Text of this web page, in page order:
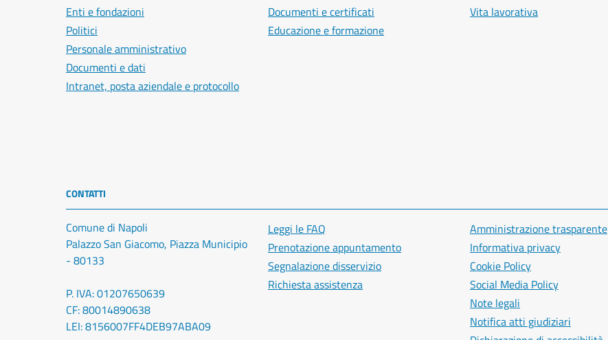
Enti e fondazioni
Politici
Personale amministrativo
Documenti e dati
Intranet, posta aziendale e protocollo
Documenti e certificati
Educazione e formazione
Vita lavorativa
CONTATTI
Comune di Napoli
Palazzo San Giacomo, Piazza Municipio
- 80133
P. IVA: 01207650639
CF: 80014890638
LEI: 8156007FF4DEB97ABA09
Leggi le FAQ
Prenotazione appuntamento
Segnalazione disservizio
Richiesta assistenza
Amministrazione trasparente
Informativa privacy
Cookie Policy
Social Media Policy
Note legali
Notifica atti giudiziari